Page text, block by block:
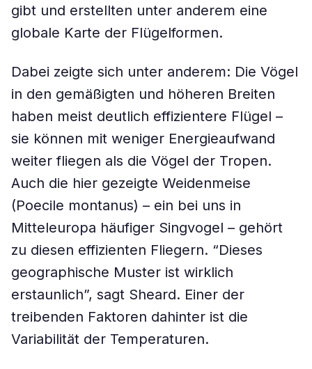
gibt und erstellten unter anderem eine
globale Karte der Flügelformen.
Dabei zeigte sich unter anderem: Die Vögel
in den gemäßigten und höheren Breiten
haben meist deutlich effizientere Flügel –
sie können mit weniger Energieaufwand
weiter fliegen als die Vögel der Tropen.
Auch die hier gezeigte Weidenmeise
(Poecile montanus) – ein bei uns in
Mitteleuropa häufiger Singvogel – gehört
zu diesen effizienten Fliegern. “Dieses
geographische Muster ist wirklich
erstaunlich”, sagt Sheard. Einer der
treibenden Faktoren dahinter ist die
Variabilität der Temperaturen.